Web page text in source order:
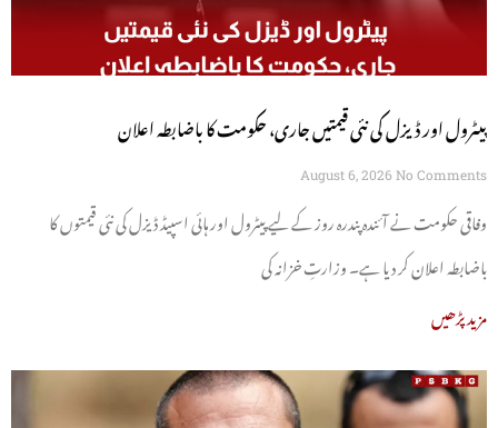
پیٹرول اور ڈیزل کی نئی قیمتیں جاری، حکومت کا باضابطہ اعلان
August 6, 2026 No Comments
وفاقی حکومت نے آئندہ پندرہ روز کے لیے پیٹرول اور ہائی اسپیڈ ڈیزل کی نئی قیمتوں کا
باضابطہ اعلان کر دیا ہے۔ وزارتِ خزانہ کی
مزید پڑھیں